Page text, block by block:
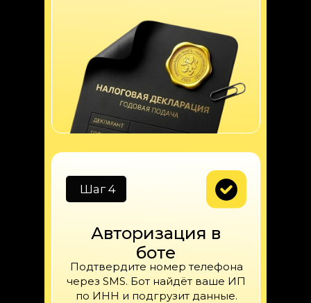
Подтвердите номер телефона
через SMS. Бот найдёт ваше ИП
по ИНН и подгрузит данные.
Шаг 4
Авторизация в
боте